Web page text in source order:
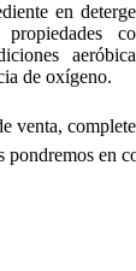
en
de oxígeno.
venta,
pondremos en